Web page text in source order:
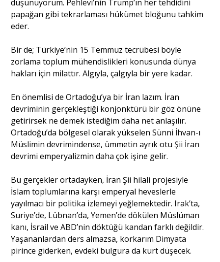
düşünüyorum. Pehlevi’nin Trump’ın her tehdidini
papağan gibi tekrarlaması hükümet bloğunu tahkim
eder.
Bir de; Türkiye’nin 15 Temmuz tecrübesi böyle
zorlama toplum mühendislikleri konusunda dünya
hakları için milattır. Algıyla, çalgıyla bir yere kadar.
En önemlisi de Ortadoğu’ya bir İran lazım. İran
devriminin gerçekleştiği konjonktürü bir göz önüne
getirirsek ne demek istediğim daha net anlaşılır.
Ortadoğu’da bölgesel olarak yükselen Sünni İhvan-ı
Müslimin devrimindense, ümmetin ayrık otu Şii İran
devrimi emperyalizmin daha çok işine gelir.
Bu gerçekler ortadayken, İran Şii hilali projesiyle
İslam toplumlarına karşı emperyal heveslerle
yayılmacı bir politika izlemeyi yeğlemektedir. Irak’ta,
Suriye’de, Lübnan’da, Yemen’de dökülen Müslüman
kanı, İsrail ve ABD’nin döktüğü kandan farklı değildir.
Yaşananlardan ders almazsa, korkarım Dimyata
pirince giderken, evdeki bulgura da kurt düşecek.